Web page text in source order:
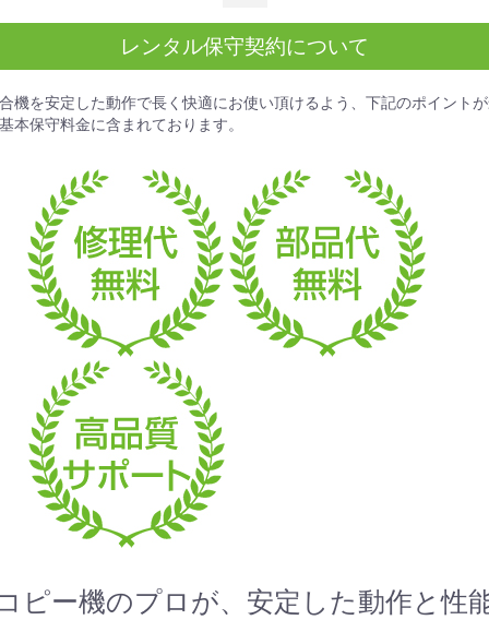
レンタル保守契約について
機を安定した動作で長く快適にお使い頂けるよう、下記のポイントが
本保守料金に含まれております。
ピー機のプロが、安定した動作と性